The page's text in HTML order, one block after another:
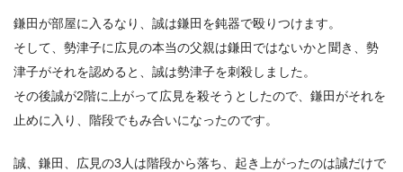
鎌田が部屋に入るなり、誠は鎌田を鈍器で殴りつけます。
そして、勢津子に広見の本当の父親は鎌田ではないかと聞き、勢
津子がそれを認めると、誠は勢津子を刺殺しました。
その後誠が2階に上がって広見を殺そうとしたので、鎌田がそれを
止めに入り、階段でもみ合いになったのです。
誠、鎌田、広見の3人は階段から落ち、起き上がったのは誠だけで